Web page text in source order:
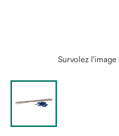
Survolez